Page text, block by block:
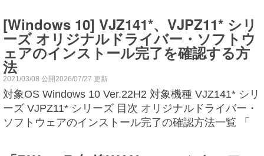
[Windows 10] VJZ141*、VJPZ11* シリ
ーズ オリジナルドライバー・ソフトウ
ェアのインストール完了を確認する方
法
2021/03/08 公開2026/07/27 更新
対象OS Windows 10 Ver.22H2 対象機種 VJZ141* シリ
ーズ VJPZ11* シリーズ 目次 オリジナルドライバー・
ソフトウェアのインストール完了の確認方法一覧 「